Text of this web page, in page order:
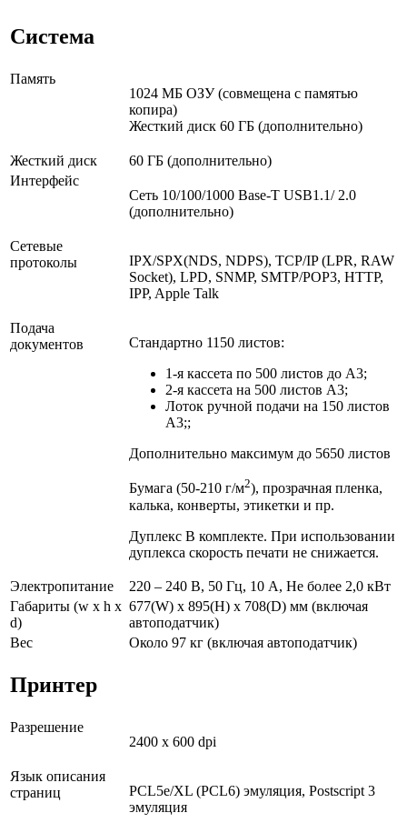
Система
Память
1024 МБ ОЗУ (совмещена с памятью
копира)
Жесткий диск 60 ГБ (дополнительно)
Жесткий диск
60 ГБ (дополнительно)
Интерфейс
Сеть 10/100/1000 Base-T USB1.1/ 2.0
(дополнительно)
Сетевые
протоколы
IPX/SPX(NDS, NDPS), TCP/IP (LPR, RAW
Socket), LPD, SNMP, SMTP/POP3, HTTP,
IPP, Apple Talk
Подача
документов
Стандартно 1150 листов:
1-я кассета по 500 листов до A3;
2-я кассета на 500 листов A3;
Лоток ручной подачи на 150 листов
А3;;
Дополнительно максимум до 5650 листов
Бумага (50-210 г/м2), прозрачная пленка,
калька, конверты, этикетки и пр.
Дуплекс В комплекте. При использовании
дуплекса скорость печати не снижается.
Электропитание
220 – 240 В, 50 Гц, 10 А, Не более 2,0 кВт
Габариты (w x h x
d)
677(W) x 895(H) x 708(D) мм (включая
автоподатчик)
Вес
Около 97 кг (включая автоподатчик)
Принтер
Разрешение
2400 x 600 dpi
Язык описания
страниц
PCL5e/XL (PCL6) эмуляция, Postscript 3
эмуляция